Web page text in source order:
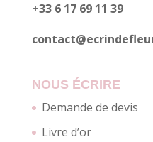
+33 6 17 69 11 39
NOUS ÉCRIRE
Demande de devis
Livre d’or